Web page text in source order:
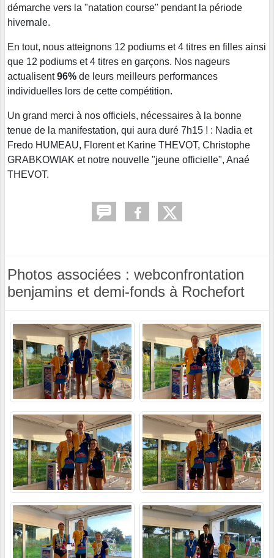
démarche vers la "natation course" pendant la période
hivernale.
En tout, nous atteignons 12 podiums et 4 titres en filles ainsi
que 12 podiums et 4 titres en garçons. Nos nageurs
actualisent96% de leurs meilleurs performances
individuelles lors de cette compétition.
Un grand merci à nos officiels, nécessaires à la bonne
tenue de la manifestation, qui aura duré 7h15 ! : Nadia et
Fredo HUMEAU, Florent et Karine THEVOT, Christophe
GRABKOWIAK et notre nouvelle "jeune officielle", Anaé
THEVOT.
Photos associées : webconfrontation
benjamins et demi-fonds à Rochefort